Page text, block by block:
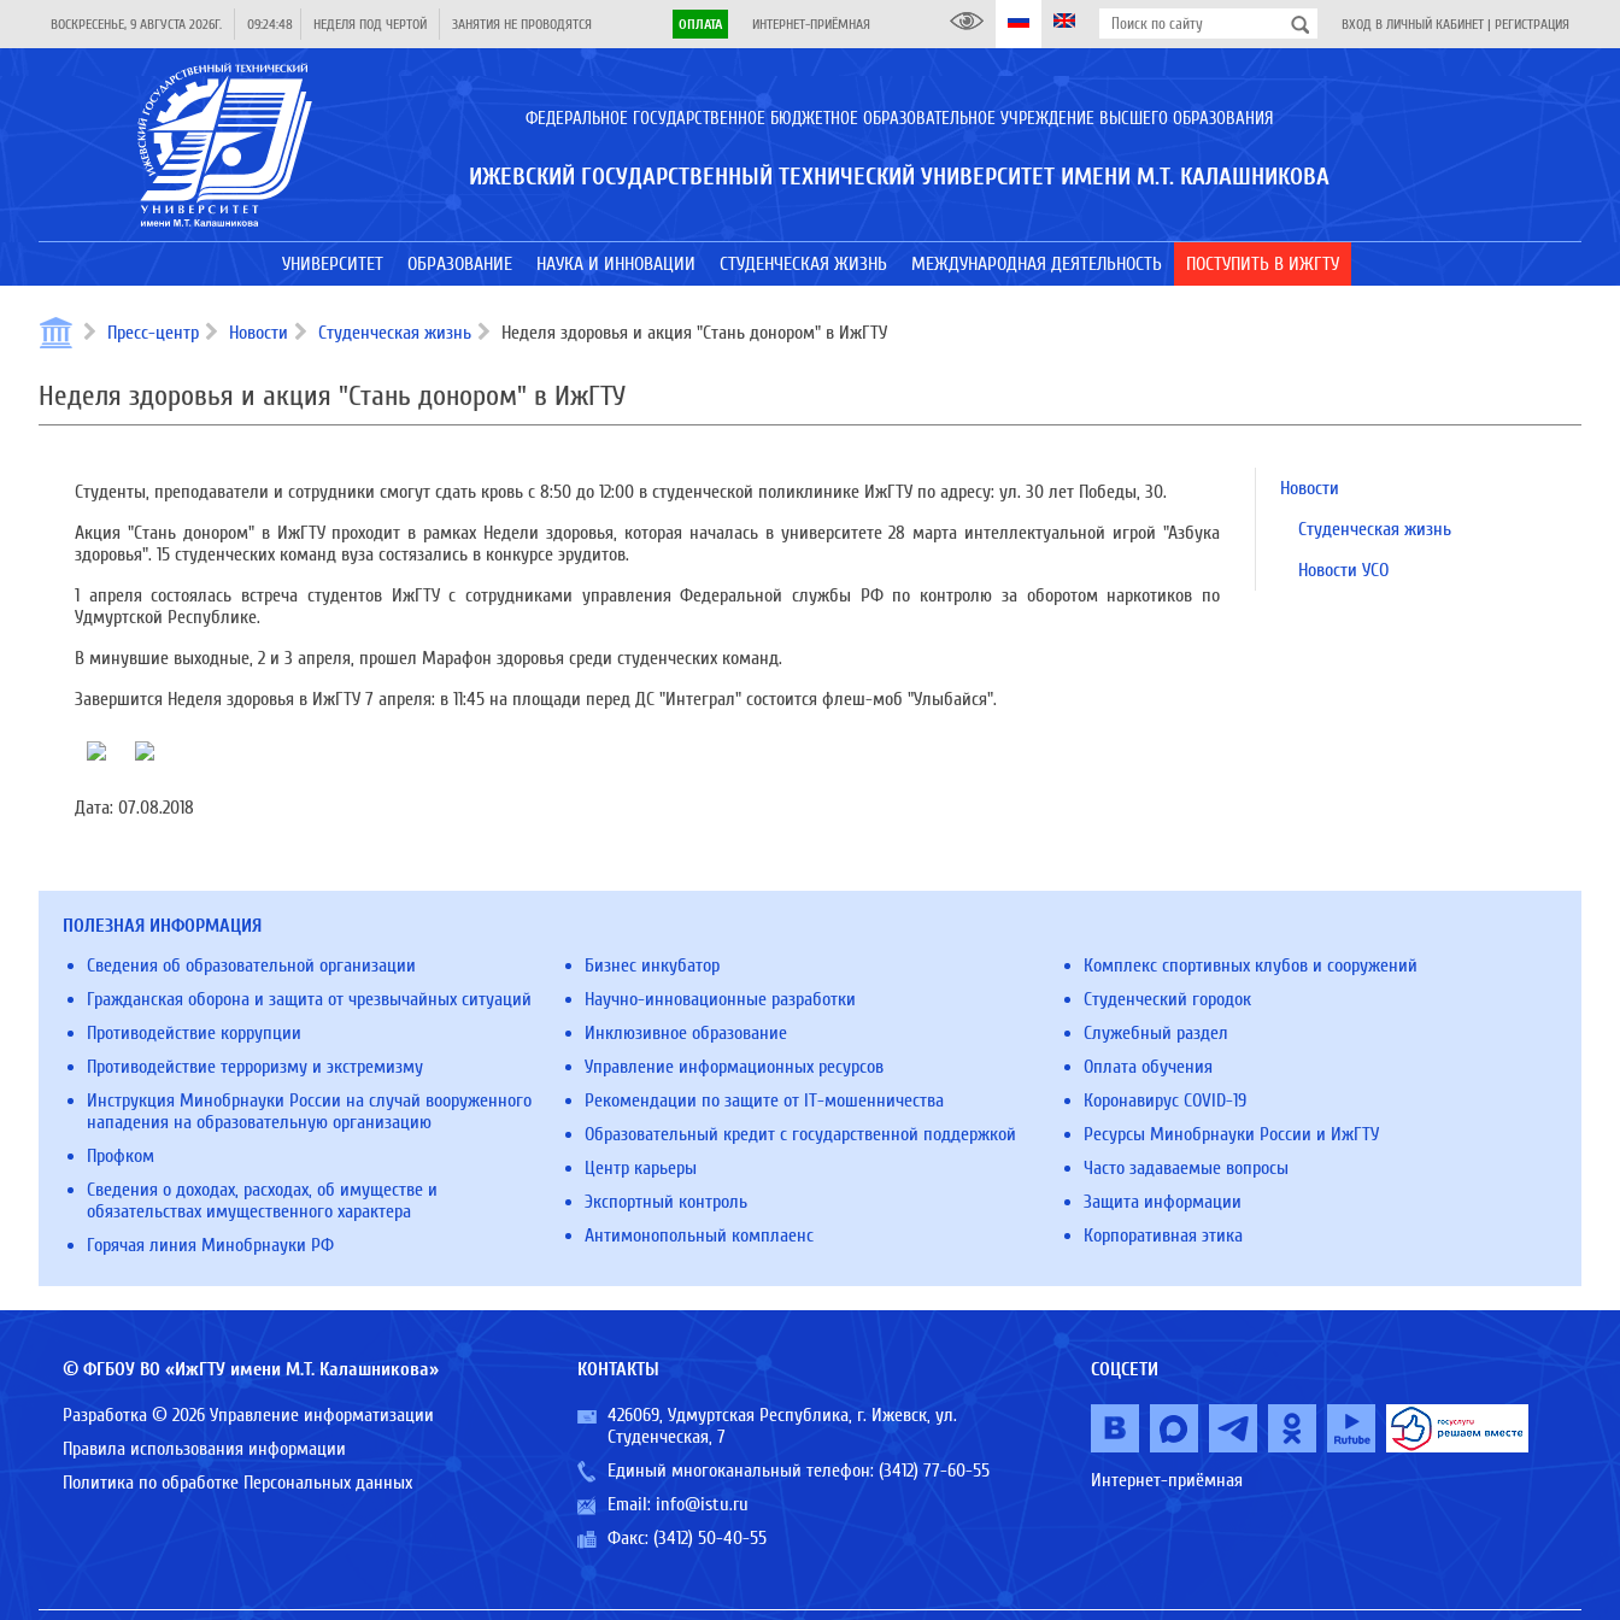
ВОСКРЕСЕНЬЕ, 9 АВГУСТА 2026Г. 09:24:48 НЕДЕЛЯ ПОД ЧЕРТОЙ ЗАНЯТИЯ НЕ ПРОВОДЯТСЯ ОПЛАТА ИНТЕРНЕТ-ПРИЁМНАЯ ВХОД В ЛИЧНЫЙ КАБИНЕТ | РЕГИСТРАЦИЯ
ФЕДЕРАЛЬНОЕ ГОСУДАРСТВЕННОЕ БЮДЖЕТНОЕ ОБРАЗОВАТЕЛЬНОЕ УЧРЕЖДЕНИЕ ВЫСШЕГО ОБРАЗОВАНИЯ
ИЖЕВСКИЙ ГОСУДАРСТВЕННЫЙ ТЕХНИЧЕСКИЙ УНИВЕРСИТЕТ ИМЕНИ М.Т. КАЛАШНИКОВА
УНИВЕРСИТЕТ ОБРАЗОВАНИЕ НАУКА И ИННОВАЦИИ СТУДЕНЧЕСКАЯ ЖИЗНЬ МЕЖДУНАРОДНАЯ ДЕЯТЕЛЬНОСТЬ ПОСТУПИТЬ В ИЖГТУ
Пресс-центр Новости Студенческая жизнь Неделя здоровья и акция "Стань донором" в ИжГТУ
Неделя здоровья и акция "Стань донором" в ИжГТУ
Студенты, преподаватели и сотрудники смогут сдать кровь с 8:50 до 12:00 в студенческой поликлинике ИжГТУ по адресу: ул. 30 лет Победы, 30.
Акция "Стань донором" в ИжГТУ проходит в рамках Недели здоровья, которая началась в университете 28 марта интеллектуальной игрой "Азбука
здоровья". 15 студенческих команд вуза состязались в конкурсе эрудитов.
1 апреля состоялась встреча студентов ИжГТУ с сотрудниками управления Федеральной службы РФ по контролю за оборотом наркотиков по
Удмуртской Республике.
В минувшие выходные, 2 и 3 апреля, прошел Марафон здоровья среди студенческих команд.
Завершится Неделя здоровья в ИжГТУ 7 апреля: в 11:45 на площади перед ДС "Интеграл" состоится флеш-моб "Улыбайся".
Дата: 07.08.2018
Новости
Студенческая жизнь
Новости УСО
ПОЛЕЗНАЯ ИНФОРМАЦИЯ
Сведения об образовательной организации
Гражданская оборона и защита от чрезвычайных ситуаций
Противодействие коррупции
Противодействие терроризму и экстремизму
Инструкция Минобрнауки России на случай вооруженного
нападения на образовательную организацию
Профком
Сведения о доходах, расходах, об имуществе и
обязательствах имущественного характера
Горячая линия Минобрнауки РФ
Бизнес инкубатор
Научно-инновационные разработки
Инклюзивное образование
Управление информационных ресурсов
Рекомендации по защите от IT-мошенничества
Образовательный кредит с государственной поддержкой
Центр карьеры
Экспортный контроль
Антимонопольный комплаенс
Комплекс спортивных клубов и сооружений
Студенческий городок
Служебный раздел
Оплата обучения
Коронавирус COVID-19
Ресурсы Минобрнауки России и ИжГТУ
Часто задаваемые вопросы
Защита информации
Корпоративная этика
© ФГБОУ ВО «ИжГТУ имени М.Т. Калашникова»
Разработка © 2026 Управление информатизации
Правила использования информации
Политика по обработке Персональных данных
КОНТАКТЫ
426069, Удмуртская Республика, г. Ижевск, ул.
Студенческая, 7
Единый многоканальный телефон: (3412) 77-60-55
Email: info@istu.ru
Факс: (3412) 50-40-55
СОЦСЕТИ
Интернет-приёмная